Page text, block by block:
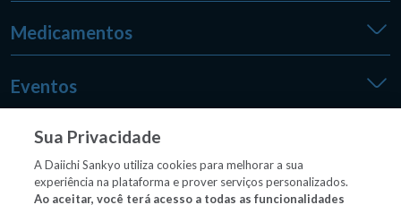
Medicamentos
Eventos
Medpedia
Sua Privacidade
A Daiichi Sankyo utiliza cookies para melhorar a sua
experiência na plataforma e prover serviços personalizados.
Ao aceitar, você terá acesso a todas as funcionalidades